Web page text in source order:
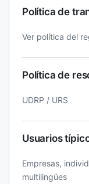
Política de
Ver política del
Política de
UDRP / URS
Usuarios
Empresas,
multilingües